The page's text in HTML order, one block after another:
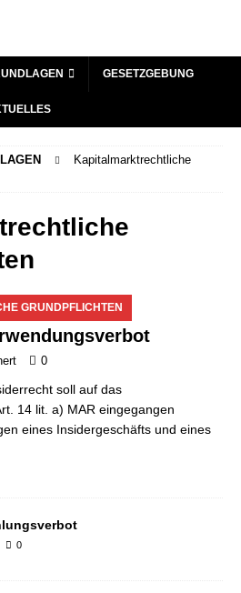
GESETZGEBUNG
Kapitalmarktrechtliche
GRUNDPFLICHTEN
0
soll auf das
14 lit. a) MAR eingegangen
eines Insidergeschäfts und eines
0